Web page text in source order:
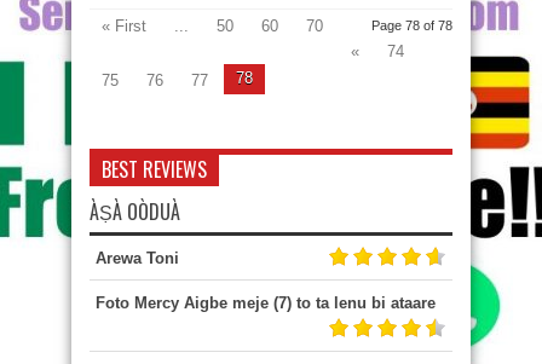
Page 78 of 78
« First ... 50 60
70
«
74
75
76 77 78
BEST REVIEWS
ÀṢÀ OÒDUÀ
Arewa Toni
Foto Mercy Aigbe meje (7) to ta lenu bi ataare